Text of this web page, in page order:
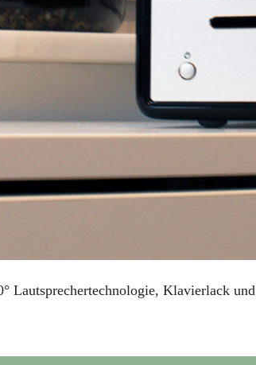
& CO
Lautsprechertechnologie, Klavierlack und